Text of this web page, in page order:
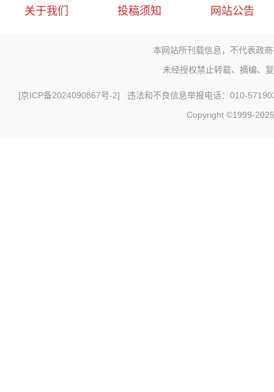
关于我们 投稿须知 网站公告
本网站所刊载信息，不代表政
未经授权禁止转载、摘编、
[京ICP备2024090867号-2] 违法和不良信息举报电话：010-
Copyright ©1999-